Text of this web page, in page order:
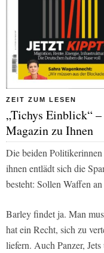
ZEIT ZUM LESEN
„Tichys Einblick“
Magazin zu Ihnen
Die beiden
ihnen entlädt sich die
besteht: Sollen Waffen
Barley findet ja. Man
hat ein Recht, sich zu
liefern. Auch Panzer,